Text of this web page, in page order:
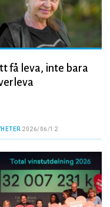
få leva, inte bara
2026/06/12